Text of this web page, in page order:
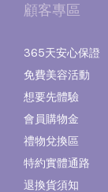
顧客專區
365天安心保證
免費美容活動
想要先體驗
會員購物金
禮物兌換區
特約實體通路
退換貨須知